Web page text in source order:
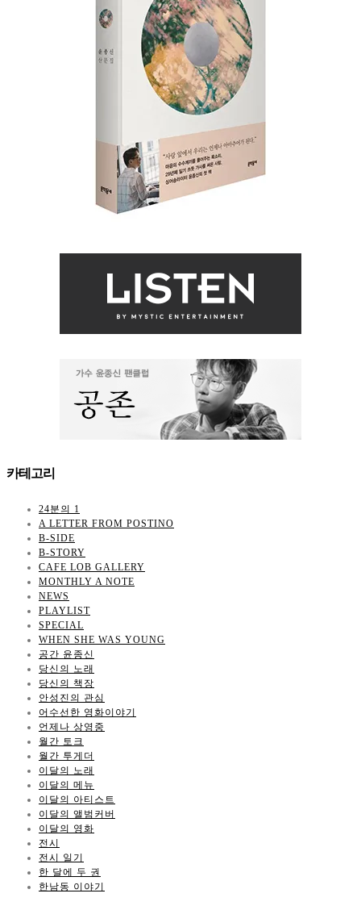
카테고리
24분의 1
A LETTER FROM POSTINO
B-SIDE
B-STORY
CAFE LOB GALLERY
MONTHLY A NOTE
NEWS
PLAYLIST
SPECIAL
WHEN SHE WAS YOUNG
공간 윤종신
당신의 노래
당신의 책장
안성진의 관심
어수선한 영화이야기
언제나 상영중
월간 토크
월간 투게더
이달의 노래
이달의 메뉴
이달의 아티스트
이달의 앨범커버
이달의 영화
전시
전시 일기
한 달에 두 권
한남동 이야기